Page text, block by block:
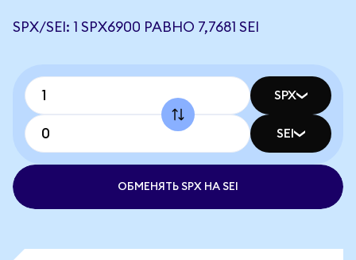
SPX/SEI: 1 SPX6900 РАВНО 7,7681 SEI
SPX
SEI
ОБМЕНЯТЬ SPX НА SEI